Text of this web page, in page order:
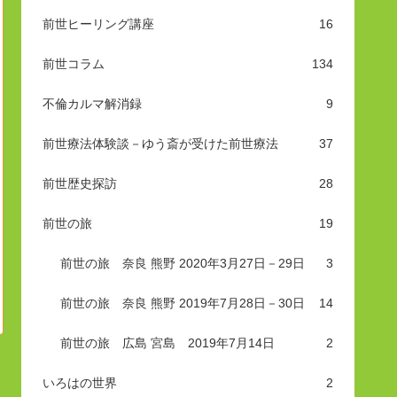
前世ヒーリング講座 16
前世コラム 134
不倫カルマ解消録 9
前世療法体験談－ゆう斎が受けた前世療法 37
前世歴史探訪 28
前世の旅 19
前世の旅 奈良 熊野 2020年3月27日－29日 3
前世の旅 奈良 熊野 2019年7月28日－30日 14
前世の旅 広島 宮島 2019年7月14日 2
いろはの世界 2